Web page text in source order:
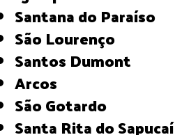
Santana do Paraíso
São Lourenço
Santos Dumont
Arcos
São Gotardo
Santa Rita do Sapucaí